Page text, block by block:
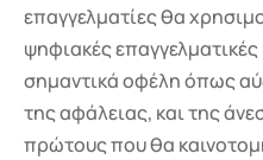
επαγγελματίες θα
ψηφιακές
σημαντικά οφέλη όπως
της αφάλειας, και της
πρώτους που θα